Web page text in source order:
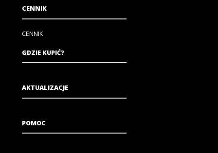
CENNIK
CENNIK
GDZIE KUPIĆ?
AKTUALIZACJE
POMOC